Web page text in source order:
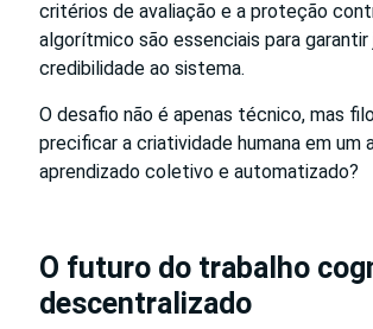
critérios de avaliação e a proteção
algorítmico são essenciais para
credibilidade ao sistema.
O desafio não é apenas técnico, mas
precificar a criatividade humana em um
aprendizado coletivo e automatizado?
O futuro do trabalho
descentralizado